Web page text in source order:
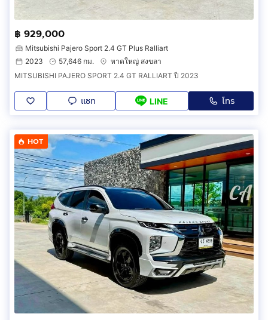
฿ 929,000
Mitsubishi Pajero Sport 2.4 GT Plus Ralliart
2023
57,646 กม.
หาดใหญ่ สงขลา
MITSUBISHI PAJERO SPORT 2.4 GT RALLIART ปี 2023
แชท LINE โทร
HOT